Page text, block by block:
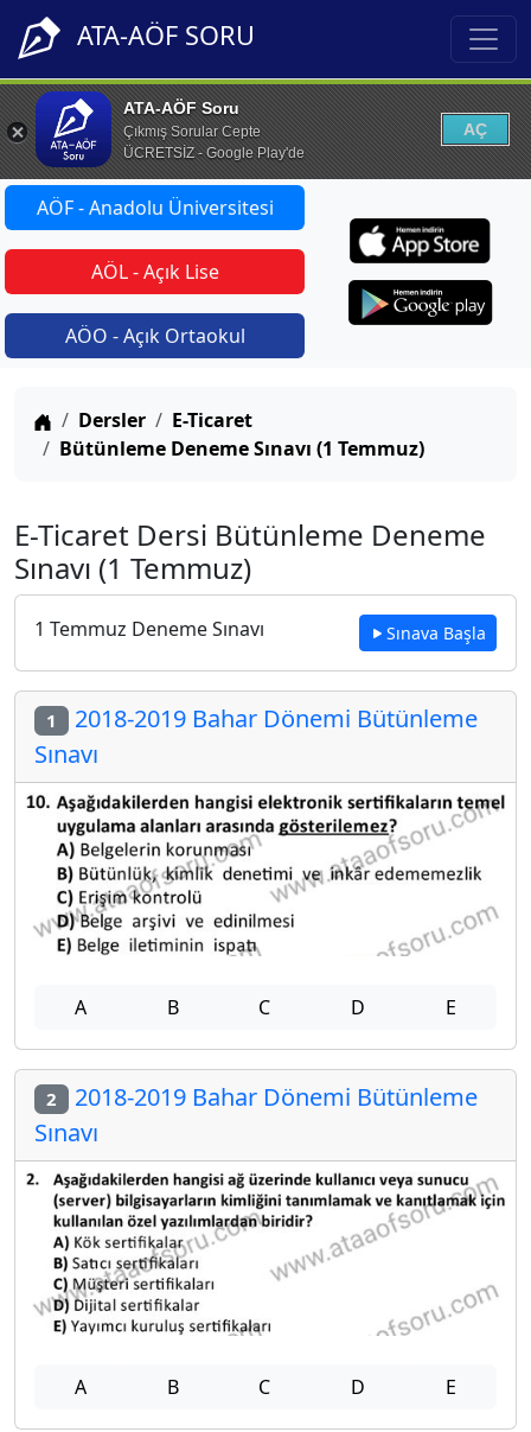
ATA-AÖF SORU
ATA-AÖF Soru
Çıkmış Sorular Cepte
ÜCRETSİZ - Google Play'de
AÇ
AÖF - Anadolu Üniversitesi
AÖL - Açık Lise
AÖO - Açık Ortaokul
Anasayfa
Dersler
E-Ticaret
Bütünleme Deneme Sınavı (1 Temmuz)
E-Ticaret Dersi Bütünleme Deneme
Sınavı (1 Temmuz)
1 Temmuz Deneme Sınavı Sınava Başla
1 2018-2019 Bahar Dönemi Bütünleme
Sınavı
A B C D E
2 2018-2019 Bahar Dönemi Bütünleme
Sınavı
A B C D E